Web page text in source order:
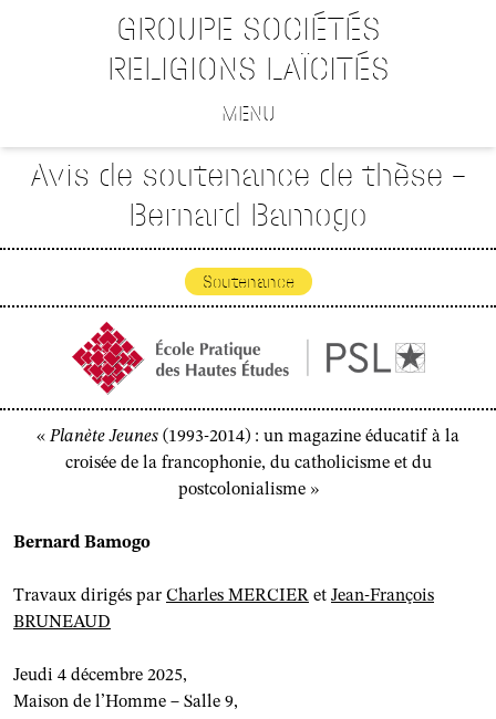
GROUPE SOCIÉTÉS
RELIGIONS LAÏCITÉS
MENU
Avis de soutenance de thèse –
Bernard Bamogo
Soutenance
« Planète Jeunes (1993-2014) : un magazine éducatif à la
croisée de la francophonie, du catholicisme et du
postcolonialisme »
Bernard Bamogo
Travaux dirigés par Charles MERCIER et Jean-François
BRUNEAUD
Jeudi 4 décembre 2025,
Maison de l’Homme – Salle 9,